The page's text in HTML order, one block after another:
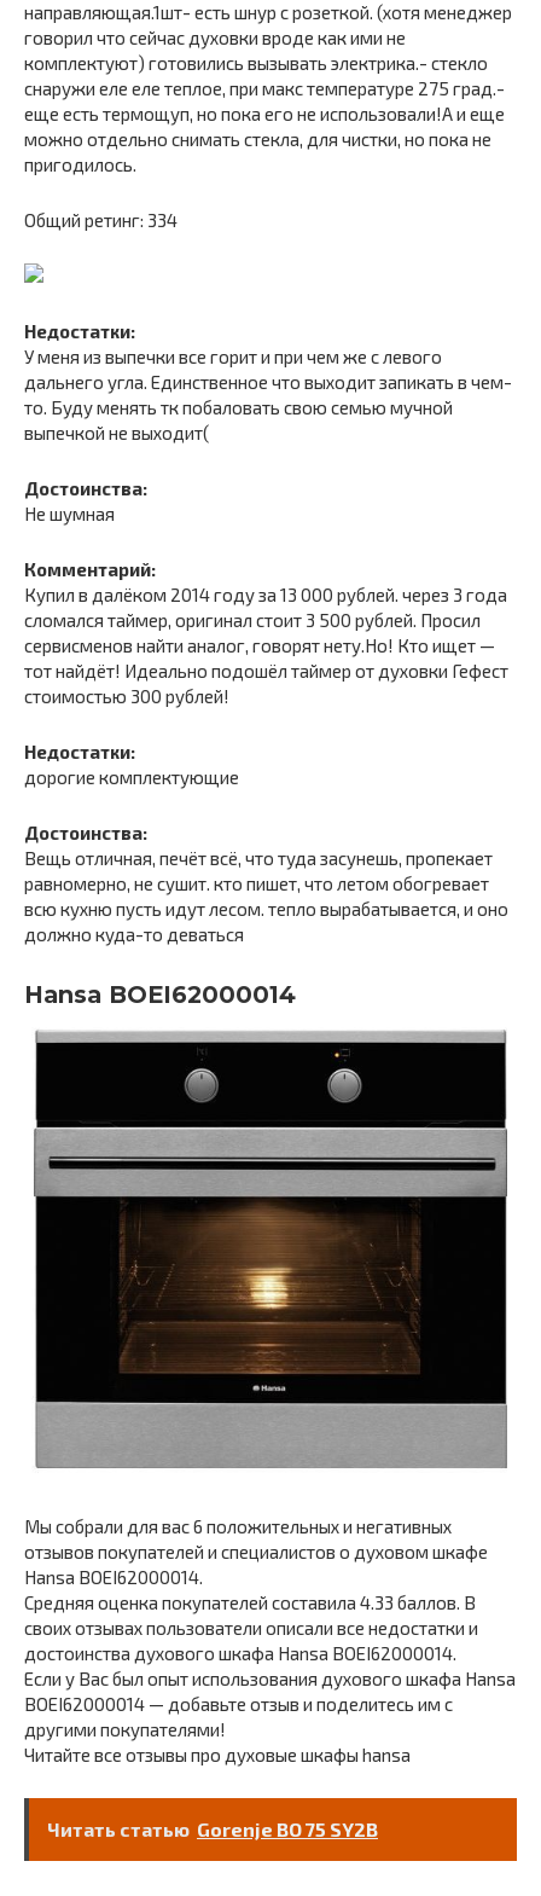
направляющая.1шт- есть шнур с розеткой. (хотя менеджер
говорил что сейчас духовки вроде как ими не
комплектуют) готовились вызывать электрика.- стекло
снаружи еле еле теплое, при макс температуре 275 град.-
еще есть термощуп, но пока его не использовали!А и еще
можно отдельно снимать стекла, для чистки, но пока не
пригодилось.
Общий ретинг: 334
Недостатки:
У меня из выпечки все горит и при чем же с левого
дальнего угла. Единственное что выходит запикать в чем-
то. Буду менять тк побаловать свою семью мучной
выпечкой не выходит(
Достоинства:
Не шумная
Комментарий:
Купил в далёком 2014 году за 13 000 рублей. через 3 года
сломался таймер, оригинал стоит 3 500 рублей. Просил
сервисменов найти аналог, говорят нету.Но! Кто ищет —
тот найдёт! Идеально подошёл таймер от духовки Гефест
стоимостью 300 рублей!
Недостатки:
дорогие комплектующие
Достоинства:
Вещь отличная, печёт всё, что туда засунешь, пропекает
равномерно, не сушит. кто пишет, что летом обогревает
всю кухню пусть идут лесом. тепло вырабатывается, и оно
должно куда-то деваться
Hansa BOEI62000014
Мы собрали для вас 6 положительных и негативных
отзывов покупателей и специалистов о духовом шкафе
Hansa BOEI62000014.
Средняя оценка покупателей составила 4.33 баллов. В
своих отзывах пользователи описали все недостатки и
достоинства духового шкафа Hansa BOEI62000014.
Если у Вас был опыт использования духового шкафа Hansa
BOEI62000014 — добавьте отзыв и поделитесь им с
другими покупателями!
Читайте все отзывы про духовые шкафы hansa
Читать статью Gorenje BO 75 SY2B